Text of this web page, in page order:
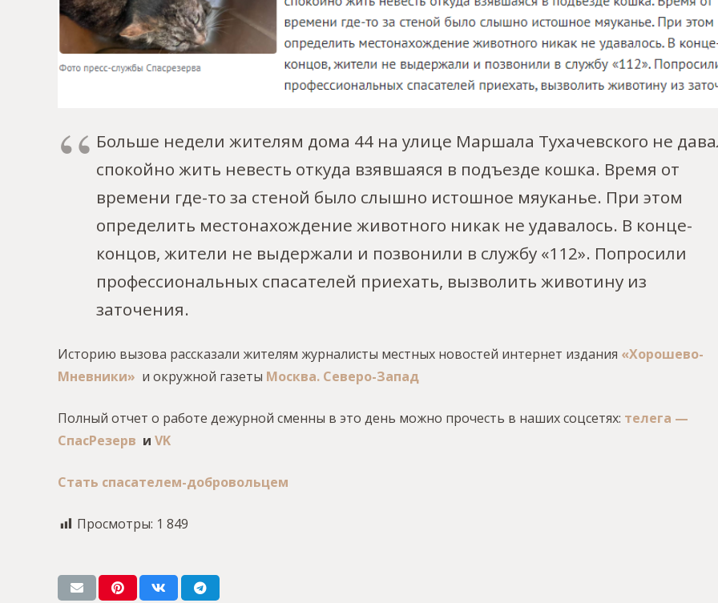
Больше недели жителям дома 44 на улице Маршала Тухачевского не
спокойно жить невесть откуда взявшаяся в подъезде кошка. Время от
времени где-то за стеной было слышно истошное мяуканье. При этом
определить местонахождение животного никак не удавалось. В конце-
концов, жители не выдержали и позвонили в службу «112». Попросили
профессиональных спасателей приехать, вызволить животину из
заточения.
Историю вызова рассказали жителям журналисты местных новостей интернет издания «Хорошево-
Мневники» и окружной газеты Москва. Северо-Запад
Полный отчет о работе дежурной сменны в это день можно прочесть в наших соцсетях: телега —
СпасРезерв и VK
Стать спасателем-добровольцем
Просмотры: 1 849